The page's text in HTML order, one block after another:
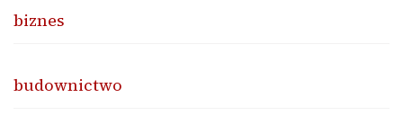
biznes
budownictwo